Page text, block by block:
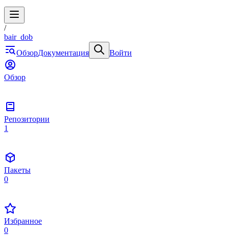
/
bair_dob
ОбзорДокументация Войти
Обзор
Репозитории
1
Пакеты
0
Избранное
0